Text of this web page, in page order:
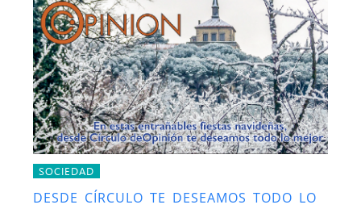
SOCIEDAD
DESDE CÍRCULO TE DESEAMOS TODO LO